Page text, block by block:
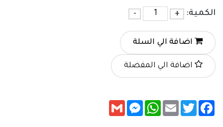
الكمية: +
-
اضافة الي السلة
اضافة الي المفضلة
Facebook
Twitter
Email
WhatsApp
Messenger
Gmail